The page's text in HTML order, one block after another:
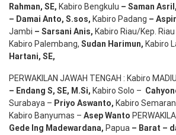
Rahman, SE, Kabiro Bengkulu – Saman Asril ,
– Damai Anto, S.sos, Kabiro Padang –
Jambi – Sarsani Anis, Kabiro Riau/Kep. Riau
Kabiro Palembang, Sudan Harimun, Kabiro
Hartani, SE,
PERWAKILAN JAWAH TENGAH : Kabiro
– Endang S, SE, M.Si, Kabiro Solo –
Surabaya – Priyo Aswanto, Kabiro
Kabiro Banyumas – AsepWanto
Gede Ing Madewardana, Papua – Barat –